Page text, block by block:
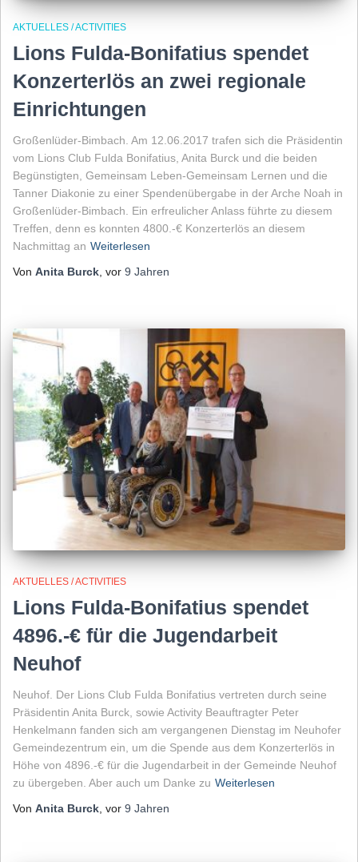
AKTUELLES / ACTIVITIES
Lions Fulda-Bonifatius spendet
Konzerterlös an zwei regionale
Einrichtungen
Großenlüder-Bimbach. Am 12.06.2017 trafen sich die Präsidentin
vom Lions Club Fulda Bonifatius, Anita Burck und die beiden
Begünstigten, Gemeinsam Leben-Gemeinsam Lernen und die
Tanner Diakonie zu einer Spendenübergabe in der Arche Noah in
Großenlüder-Bimbach. Ein erfreulicher Anlass führte zu diesem
Treffen, denn es konnten 4800.-€ Konzerterlös an diesem
Nachmittag an Weiterlesen
Von Anita Burck , vor 9 Jahren
AKTUELLES / ACTIVITIES
Lions Fulda-Bonifatius spendet
4896.-€ für die Jugendarbeit
Neuhof
Neuhof. Der Lions Club Fulda Bonifatius vertreten durch seine
Präsidentin Anita Burck, sowie Activity Beauftragter Peter
Henkelmann fanden sich am vergangenen Dienstag im Neuhofer
Gemeindezentrum ein, um die Spende aus dem Konzerterlös in
Höhe von 4896.-€ für die Jugendarbeit in der Gemeinde Neuhof
zu übergeben. Aber auch um Danke zu Weiterlesen
Von Anita Burck , vor 9 Jahren